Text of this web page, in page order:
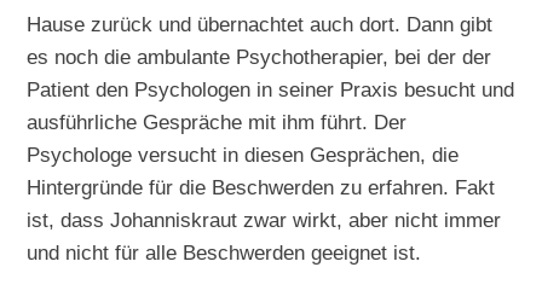
Hause zurück und übernachtet auch dort. Dann gibt
es noch die ambulante Psychotherapier, bei der der
Patient den Psychologen in seiner Praxis besucht und
ausführliche Gespräche mit ihm führt. Der
Psychologe versucht in diesen Gesprächen, die
Hintergründe für die Beschwerden zu erfahren. Fakt
ist, dass Johanniskraut zwar wirkt, aber nicht immer
und nicht für alle Beschwerden geeignet ist.